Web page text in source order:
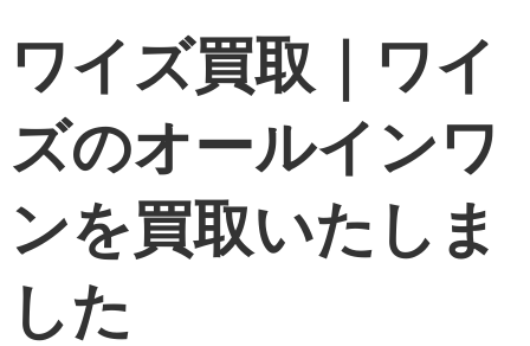
よくある質問
お問い合わせ
0120-29-5302
受付時間9:00〜18:00（年中無休※年末年始は除く）
お申し込みフォーム
ワイズ買取｜ワイ
ズのオールインワ
ンを買取いたしま
した